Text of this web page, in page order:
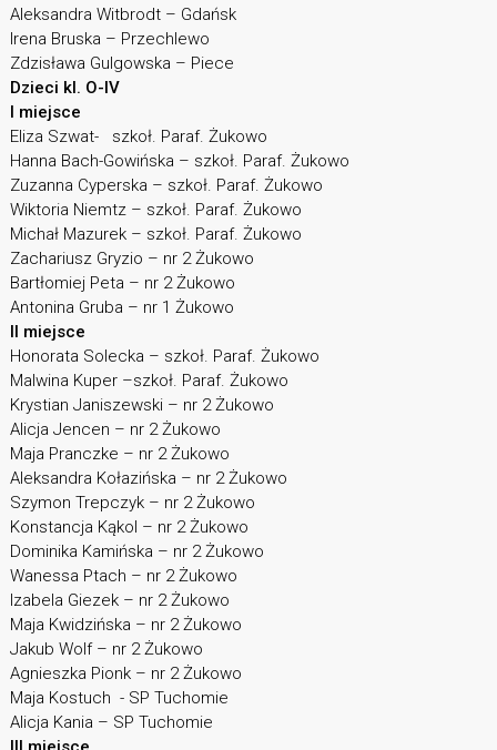
Aleksandra Witbrodt – Gdańsk
Irena Bruska – Przechlewo
Zdzisława Gulgowska – Piece
Dzieci kl. O-IV
I miejsce
Eliza Szwat- szkoł. Paraf. Żukowo
Hanna Bach-Gowińska – szkoł. Paraf. Żukowo
Zuzanna Cyperska – szkoł. Paraf. Żukowo
Wiktoria Niemtz – szkoł. Paraf. Żukowo
Michał Mazurek – szkoł. Paraf. Żukowo
Zachariusz Gryzio – nr 2 Żukowo
Bartłomiej Peta – nr 2 Żukowo
Antonina Gruba – nr 1 Żukowo
II miejsce
Honorata Solecka – szkoł. Paraf. Żukowo
Malwina Kuper –szkoł. Paraf. Żukowo
Krystian Janiszewski – nr 2 Żukowo
Alicja Jencen – nr 2 Żukowo
Maja Pranczke – nr 2 Żukowo
Aleksandra Kołazińska – nr 2 Żukowo
Szymon Trepczyk – nr 2 Żukowo
Konstancja Kąkol – nr 2 Żukowo
Dominika Kamińska – nr 2 Żukowo
Wanessa Ptach – nr 2 Żukowo
Izabela Giezek – nr 2 Żukowo
Maja Kwidzińska – nr 2 Żukowo
Jakub Wolf – nr 2 Żukowo
Agnieszka Pionk – nr 2 Żukowo
Maja Kostuch - SP Tuchomie
Alicja Kania – SP Tuchomie